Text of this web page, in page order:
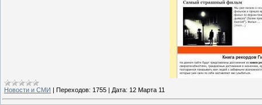
Новости и СМИ | Переходов: 1755 | Дата: 12 Марта 11